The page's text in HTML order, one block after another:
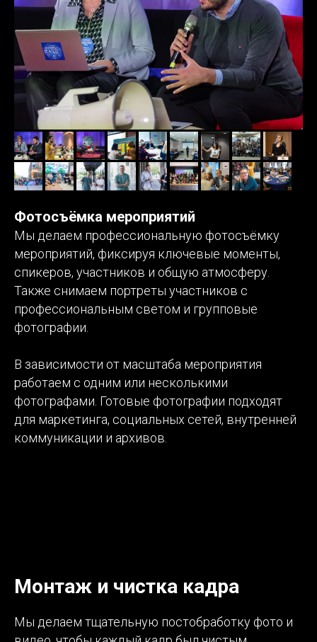
Фотосъёмка мероприятий
Мы делаем профессиональную фотосъёмку
мероприятий, фиксируя ключевые моменты,
спикеров, участников и общую атмосферу.
Также снимаем портреты участников с
профессиональным светом и групповые
фотографии.
В зависимости от масштаба мероприятия
работаем с одним или несколькими
фотографами. Готовые фотографии подходят
для маркетинга, социальных сетей, внутренней
коммуникации и архивов.
Монтаж и чистка кадра
Мы делаем тщательную постобработку фото и